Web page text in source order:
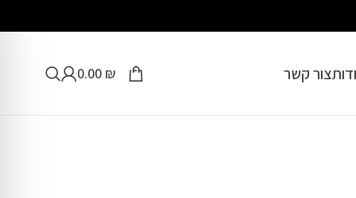
צור קשר 0.00 ₪